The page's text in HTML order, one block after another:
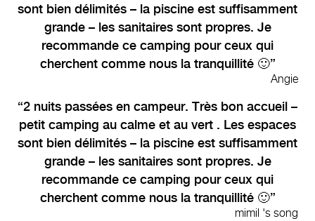
sont bien délimités – la piscine est suffisamment
grande – les sanitaires sont propres. Je
recommande ce camping pour ceux qui
cherchent comme nous la tranquillité 🙂
Angie
2 nuits passées en campeur. Très bon accueil –
petit camping au calme et au vert . Les espaces
sont bien délimités – la piscine est suffisamment
grande – les sanitaires sont propres. Je
recommande ce camping pour ceux qui
cherchent comme nous la tranquillité 🙂
mimil 's song